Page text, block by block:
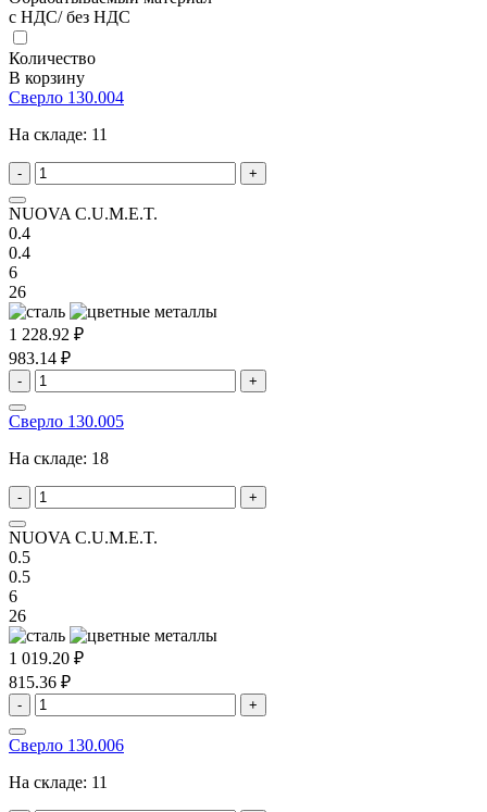
с НДС/ без НДС
Количество
В корзину
Сверло 130.004
На складе: 11
- +
NUOVA C.U.M.E.T.
0.4
0.4
6
26
1 228.92 ₽
983.14 ₽
- +
Сверло 130.005
На складе: 18
- +
NUOVA C.U.M.E.T.
0.5
0.5
6
26
1 019.20 ₽
815.36 ₽
- +
Сверло 130.006
На складе: 11